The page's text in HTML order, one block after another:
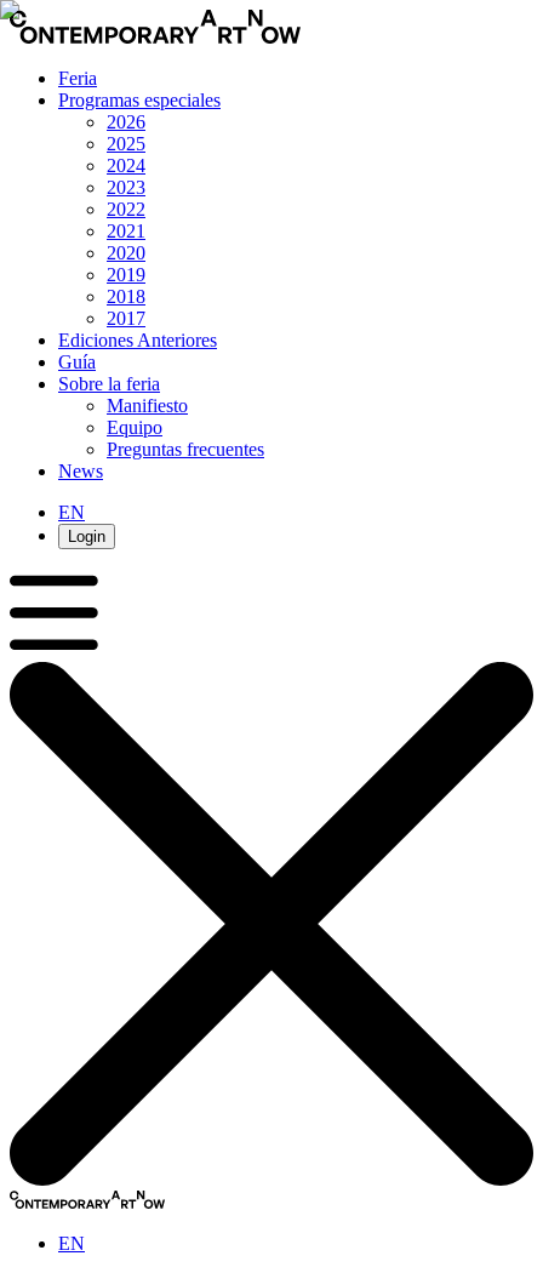
Feria
Programas especiales
2026
2025
2024
2023
2022
2021
2020
2019
2018
2017
Ediciones Anteriores
Guía
Sobre la feria
Manifiesto
Equipo
Preguntas frecuentes
News
EN
Login
EN